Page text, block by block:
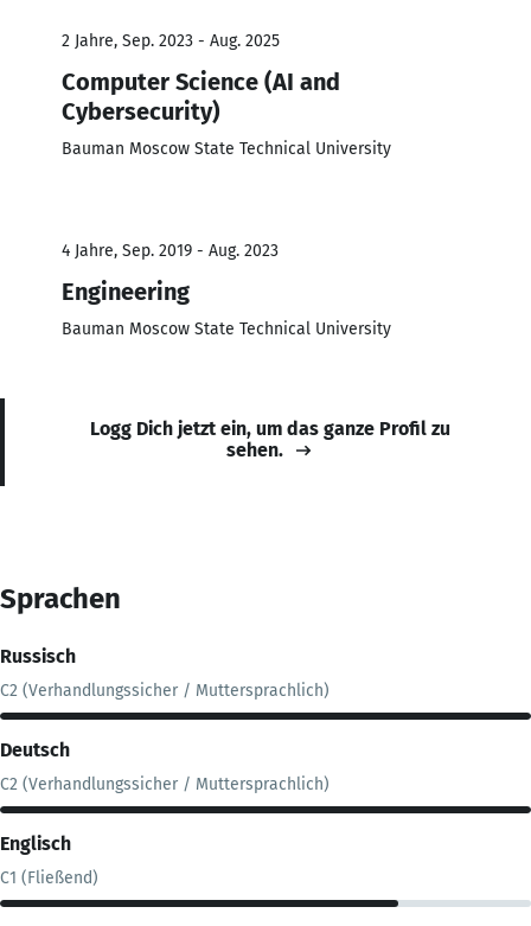
2 Jahre, Sep. 2023 - Aug. 2025
Computer Science (AI and
Cybersecurity)
Bauman Moscow State Technical University
4 Jahre, Sep. 2019 - Aug. 2023
Engineering
Bauman Moscow State Technical University
Logg Dich jetzt ein, um das ganze Profil zu
sehen.
Sprachen
Russisch
C2 (Verhandlungssicher / Muttersprachlich)
Deutsch
C2 (Verhandlungssicher / Muttersprachlich)
Englisch
C1 (Fließend)